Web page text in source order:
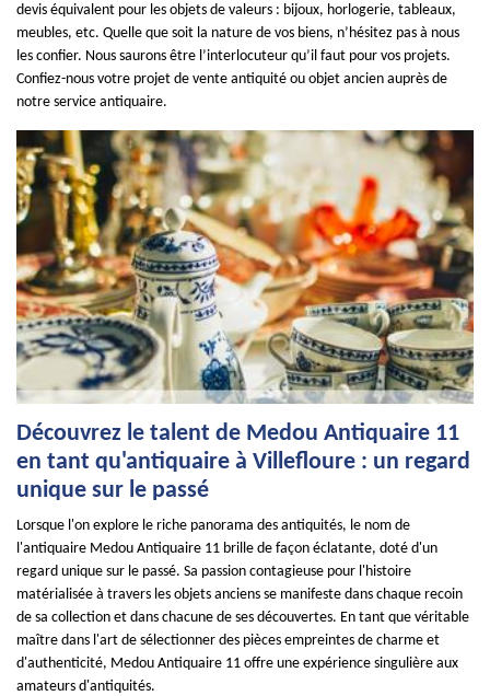
devis équivalent pour les objets de valeurs : bijoux, horlogerie, tableaux,
meubles, etc. Quelle que soit la nature de vos biens, n’hésitez pas à nous
les confier. Nous saurons être l’interlocuteur qu’il faut pour vos projets.
Confiez-nous votre projet de vente antiquité ou objet ancien auprès de
notre service antiquaire.
Découvrez le talent de Medou Antiquaire 11
en tant qu'antiquaire à Villefloure : un regard
unique sur le passé
Lorsque l'on explore le riche panorama des antiquités, le nom de
l'antiquaire Medou Antiquaire 11 brille de façon éclatante, doté d'un
regard unique sur le passé. Sa passion contagieuse pour l'histoire
matérialisée à travers les objets anciens se manifeste dans chaque recoin
de sa collection et dans chacune de ses découvertes. En tant que véritable
maître dans l'art de sélectionner des pièces empreintes de charme et
d'authenticité, Medou Antiquaire 11 offre une expérience singulière aux
amateurs d'antiquités.